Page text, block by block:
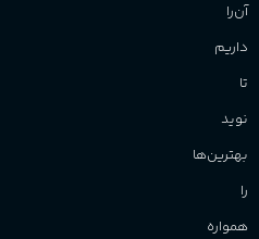
آن‌را
داریم
تا
نوید
بهترین‌ها
را
همواره